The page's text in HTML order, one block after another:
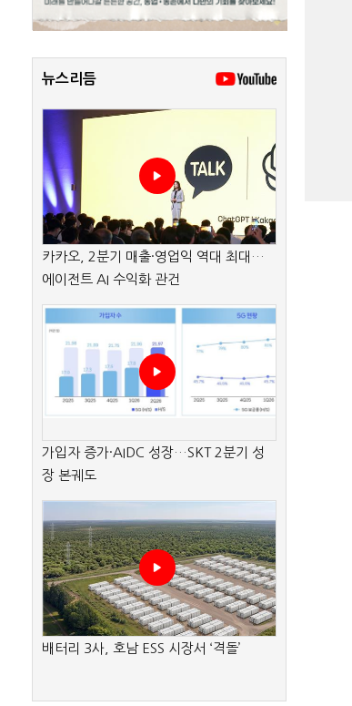
뉴스리듬
카카오, 2분기 매출·영업익 역대 최대…
에이전트 AI 수익화 관건
가입자 증가·AIDC 성장…SKT 2분기 성
장 본궤도
배터리 3사, 호남 ESS 시장서 ‘격돌’